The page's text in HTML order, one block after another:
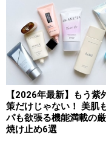
顔全体がスッ
1.メゾンレクシア
肌が磨かれたようにき
メーカーの自社農園
まれた化粧水。配合
【2026年最新】もう紫
策だけじゃない！ 美肌
パも欲張る機能満載の
焼け止め6選